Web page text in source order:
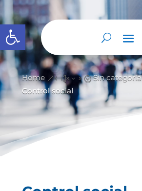
Abrir barra de herramientas
Home &#x39; Sin categoría
Control social